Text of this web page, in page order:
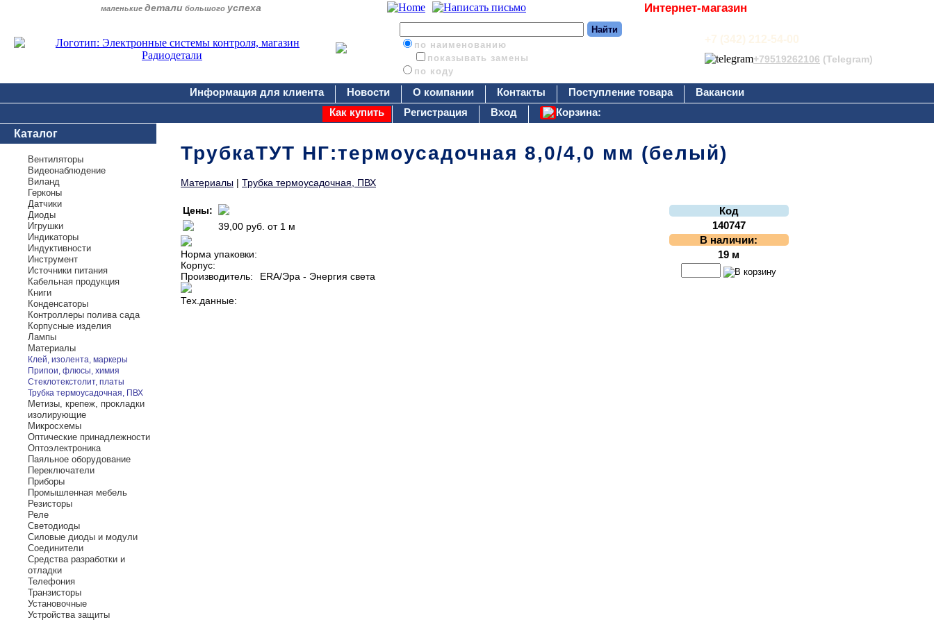
маленькие детали большого успеха Интернет-магазин
по наименованию
показывать замены
по коду
+7 (342) 212-54-00
+79519262106 (Telegram)
Информация для клиента Новости О компании Контакты Поступление товара
Вакансии
Как купить
Регистрация Вход
Корзина:
Каталог
Вентиляторы
Видеонаблюдение
Виланд
Герконы
Датчики
Диоды
Игрушки
Индикаторы
Индуктивности
Инструмент
Источники питания
Кабельная продукция
Книги
Конденсаторы
Контроллеры полива сада
Корпусные изделия
Лампы
Материалы
Клей, изолента, маркеры
Припои, флюсы, химия
Стеклотекстолит, платы
Трубка термоусадочная, ПВХ
Метизы, крепеж, прокладки
изолирующие
Микросхемы
Оптические принадлежности
Оптоэлектроника
Паяльное оборудование
Переключатели
Приборы
Промышленная мебель
Резисторы
Реле
Светодиоды
Силовые диоды и модули
Соединители
Средства разработки и
отладки
Телефония
Транзисторы
Установочные
Устройства защиты
ТрубкаТУТ НГ:термоусадочная 8,0/4,0 мм (белый)
Материалы | Трубка термоусадочная, ПВХ
Цены:
39,00 руб. от 1 м
Норма упаковки:
Корпус:
Производитель:
ERA/Эра - Энергия света
Тех.данные:
Код
140747
В наличии:
19 м